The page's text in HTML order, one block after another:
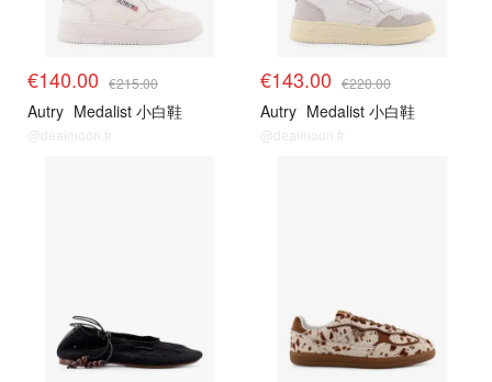
€140.00 €215.00
Autry Medalist 小白鞋
@dealmoon.fr
€143.00 €220.00
Autry Medalist 小白鞋
@dealmoon.fr